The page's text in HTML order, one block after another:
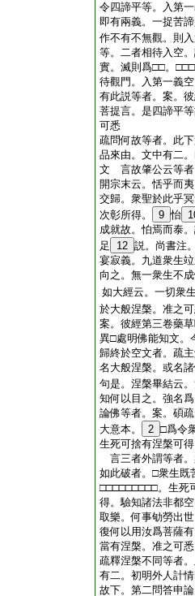
令四諦平等。入第
即有兩義。一捉苦
作不有不無觀。則
等。二者相待入空
實。滅則爲□□。
待觀門。入第一義
有此説等者。案。
菩提言。是四諦平
可悉
疏問何故等者。此
品來由。文中有二
文 言故肇公云等者
開宗末云。恬乎而
交歸。衆聖於此乎
次彰所得。
9 怡
成就故。怕焉而泰
足
12 説。尚書注
宴寂義。九道衆生
向之。無一衆生不
如大經云。一切衆
於大般涅槃。准之
案。彼經第三卷藥
異□處明佛能知文。
歸終於空文者。疏
名大般涅槃。或名
句是。涅槃畢結云
知何以目之。強名
論佛等者。案。碩
大意本。
2 □爲令
生死可捨有涅槃可
言三者外謂等者
如此破者。□衆生
□□□□□□□□□。生死
得。驗知諸法非都
取樂。何事劬勞出
復何以用汝爲菩薩
當有涅槃。准之可悉
疏釋涅槃不同等者
有二。初明外人計
故下。第二問答申